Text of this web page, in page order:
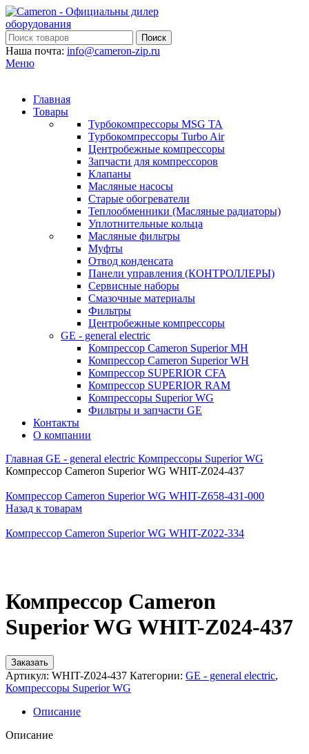
Поиск
Наша почта: info@cameron-zip.ru
Меню
Главная
Товары
Турбокомпрессоры MSG TA
Турбокомпрессоры Turbo Air
Центробежные компрессоры
Запчасти для компрессоров
Клапаны
Масляные насосы
Старые обогреватели
Теплообменники (Масляные радиаторы)
Уплотнительные кольца
Масляные фильтры
Муфты
Отвод конденсата
Панели управления (КОНТРОЛЛЕРЫ)
Сервисные наборы
Смазочные материалы
Фильтры
Центробежные компрессоры
GE - general electric
Компрессор Cameron Superior MH
Компрессор Cameron Superior WH
Компрессор SUPERIOR CFA
Компрессор SUPERIOR RAM
Компрессоры Superior WG
Фильтры и запчасти GE
Контакты
О компании
Главная GE - general electric Компрессоры Superior WG
Компрессор Cameron Superior WG WHIT-Z024-437
Компрессор Cameron Superior WG WHIT-Z658-431-000
Назад к товарам
Компрессор Cameron Superior WG WHIT-Z022-334
Компрессор Cameron
Superior WG WHIT-Z024-437
Заказать
Артикул: WHIT-Z024-437 Категории: GE - general electric,
Компрессоры Superior WG
Описание
Описание